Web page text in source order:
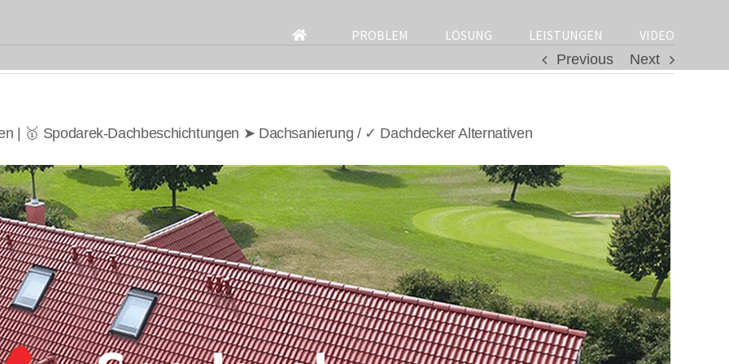
for:
PROBLEM LÖSUNG LEISTUNGEN
VIDEO
Previous
Next
| 🥇 Spodarek-Dachbeschichtungen ➤ Dachsanierung / ✓ Dachdecker Alternativen